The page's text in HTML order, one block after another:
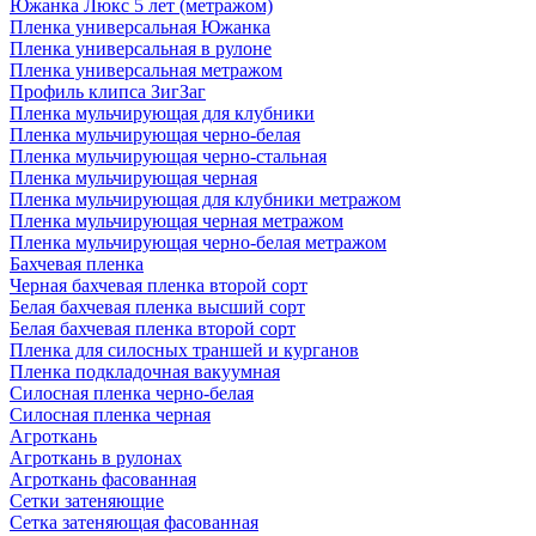
Южанка Люкс 5 лет (метражом)
Пленка универсальная Южанка
Пленка универсальная в рулоне
Пленка универсальная метражом
Профиль клипса ЗигЗаг
Пленка мульчирующая для клубники
Пленка мульчирующая черно-белая
Пленка мульчирующая черно-стальная
Пленка мульчирующая черная
Пленка мульчирующая для клубники метражом
Пленка мульчирующая черная метражом
Пленка мульчирующая черно-белая метражом
Бахчевая пленка
Черная бахчевая пленка второй сорт
Белая бахчевая пленка высший сорт
Белая бахчевая пленка второй сорт
Пленка для силосных траншей и курганов
Пленка подкладочная вакуумная
Силосная пленка черно-белая
Силосная пленка черная
Агроткань
Агроткань в рулонах
Агроткань фасованная
Сетки затеняющие
Сетка затеняющая фасованная